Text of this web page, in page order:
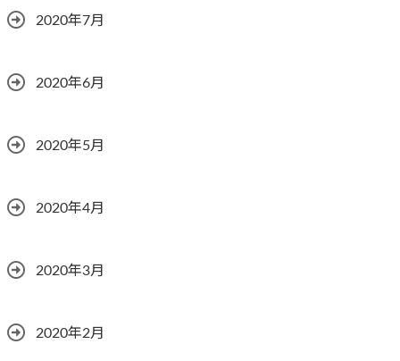
2020年7月
2020年6月
2020年5月
2020年4月
2020年3月
2020年2月